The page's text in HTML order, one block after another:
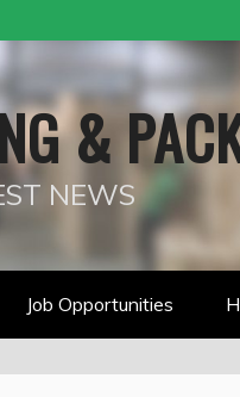
&
NEWS
Job Opportunities